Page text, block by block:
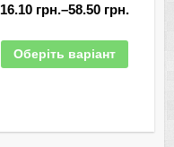
16.10 грн.–58.50 грн.
Оберіть варіант